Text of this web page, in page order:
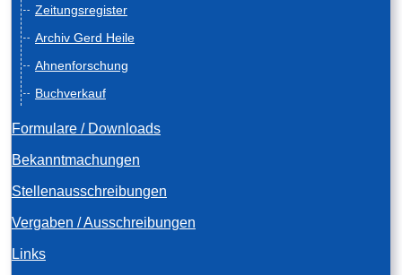
Zeitungsregister
Archiv Gerd Heile
Ahnenforschung
Buchverkauf
Formulare / Downloads
Bekanntmachungen
Stellenausschreibungen
Vergaben / Ausschreibungen
Links